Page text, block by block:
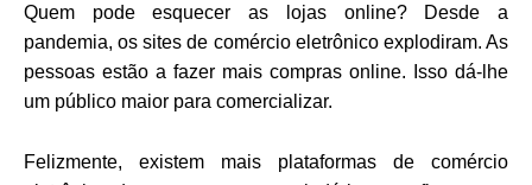
Quem pode esquecer as lojas online? Desde a
pandemia, os sites de comércio eletrônico explodiram. As
pessoas estão a fazer mais compras online. Isso dá-lhe
um público maior para comercializar.
Felizmente, existem mais plataformas de comércio